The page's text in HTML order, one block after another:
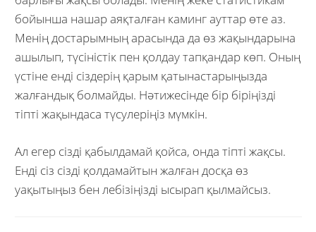
бойынша нашар аяқталған каминг ауттар өте аз.
Менің достарымның арасында да өз жақындарына
ашылып, түсіністік пен қолдау тапқандар көп. Оның
үстіне енді сіздерің қарым қатынастарыңызда
жалғандық болмайды. Нәтижесінде бір біріңізді
тіпті жақындаса түсулеріңіз мүмкін.
Ал егер сізді қабылдамай қойса, онда тіпті жақсы.
Енді сіз сізді қолдамайтын жалған досқа өз
уақытыңыз бен лебізіңізді ысырап қылмайсыз.